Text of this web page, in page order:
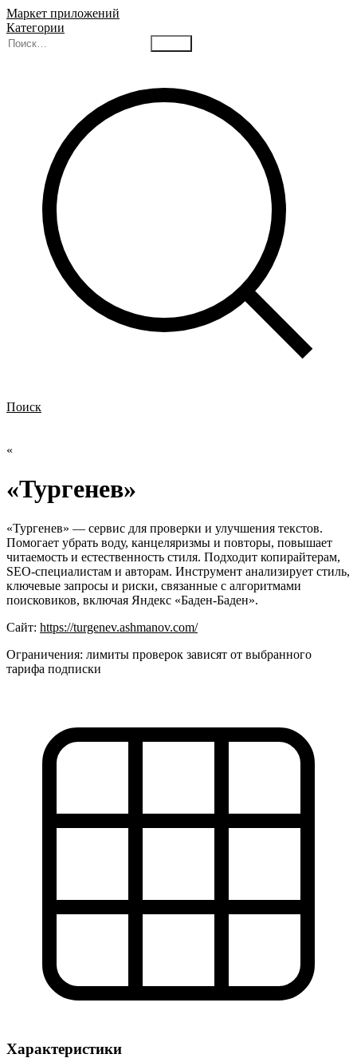
Маркет приложений
Категории
Поиск
«
«Тургенев»
«Тургенев» — сервис для проверки и улучшения текстов.
Помогает убрать воду, канцеляризмы и повторы, повышает
читаемость и естественность стиля. Подходит копирайтерам,
SEO-специалистам и авторам. Инструмент анализирует стиль,
ключевые запросы и риски, связанные с алгоритмами
поисковиков, включая Яндекс «Баден-Баден».
Сайт: https://turgenev.ashmanov.com/
Ограничения: лимиты проверок зависят от выбранного
тарифа подписки
Характеристики